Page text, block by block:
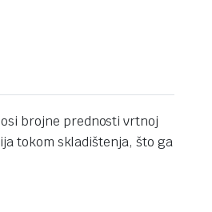
brojne prednosti vrtnoj
tokom skladištenja, što ga